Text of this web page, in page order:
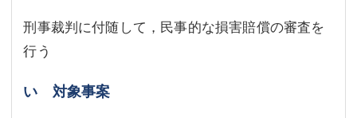
刑事裁判に付随して，民事的な損害賠償の審査を
行う
い 対象事案